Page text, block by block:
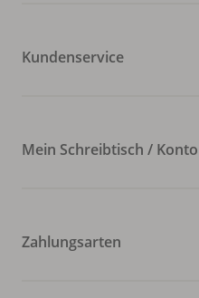
Kundenservice
Mein Schreibtisch / Konto
Zahlungsarten